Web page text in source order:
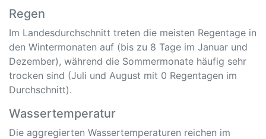
Regen
Im Landesdurchschnitt treten die meisten Regentage in
den Wintermonaten auf (bis zu 8 Tage im Januar und
Dezember), während die Sommermonate häufig sehr
trocken sind (Juli und August mit 0 Regentagen im
Durchschnitt).
Wassertemperatur
Die aggregierten Wassertemperaturen reichen im